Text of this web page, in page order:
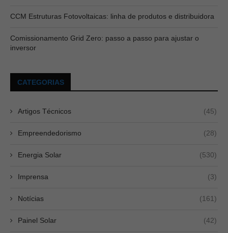
CCM Estruturas Fotovoltaicas: linha de produtos e distribuidora
Comissionamento Grid Zero: passo a passo para ajustar o
inversor
CATEGORIAS
Artigos Técnicos (45)
Empreendedorismo (28)
Energia Solar (530)
Imprensa (3)
Notícias (161)
Painel Solar (42)